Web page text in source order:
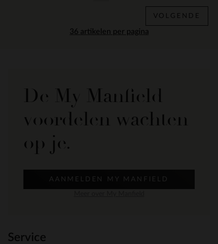
per pagina
VOLGENDE
De My Manfield
voordelen wachten
op je.
AANMELDEN MY MANFIELD
Service